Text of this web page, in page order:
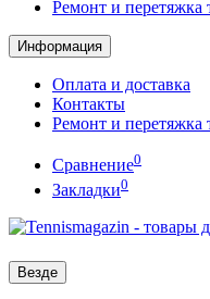
Ремонт и перетяжка
Информация
Оплата и доставка
Контакты
Ремонт и перетяжка
Сравнение0
Закладки0
Везде